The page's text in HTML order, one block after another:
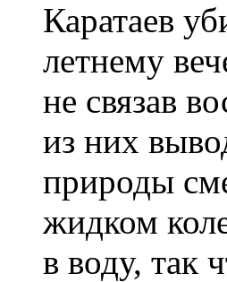
Каратаев
летнему
не связав
из них
природы
жидком
в воду, так